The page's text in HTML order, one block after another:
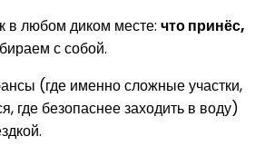
в любом диком месте: что принёс,
с собой.
(где именно сложные участки,
где безопаснее заходить в воду)